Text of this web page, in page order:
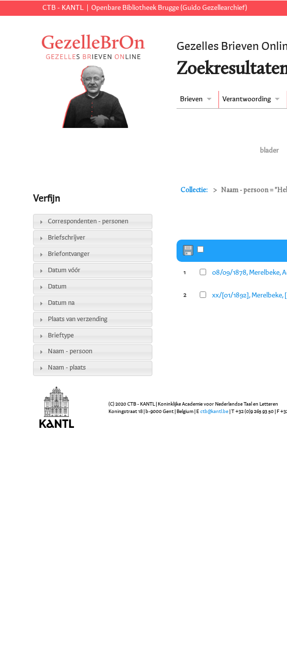
CTB - KANTL Openbare Bibliotheek Brugge (Guido Gezellearchief)
Gezelles Brieven
Brieven Verantwoording
blader
Collectie: Naam - persoon =
1 08/09/1878, Merelbeke,
2 xx/[01/1892], Merelbeke,
Verfijn
Correspondenten - personen
Briefschrijver
Briefontvanger
Datum vóór
Datum
Datum na
Plaats van verzending
Brieftype
Naam - persoon
Naam - plaats
(C) 2020 CTB - KANTL | Koninklijke Academie voor Nederlandse Taal en Letteren
Koningstraat 18 | b-9000 Gent | Belgium | Ectb@kantl.be | T +32 (0)9 265 93 50 | F